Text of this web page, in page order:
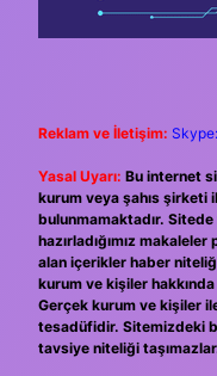
Reklam ve İletişim:
Yasal Uyarı: Bu internet
kurum veya şahıs şirketi
bulunmamaktadır. Sitede
hazırladığımız
alan içerikler haber
kurum ve kişiler
Gerçek kurum ve kişiler
tesadüfidir. Sitemizdeki
tavsiye niteliği